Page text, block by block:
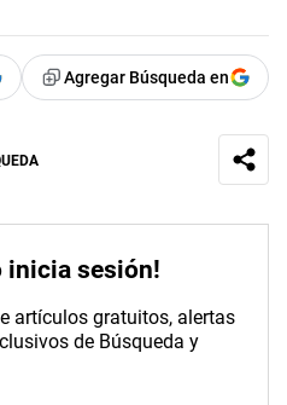
Agregar Búsqueda en
inicia sesión!
artículos gratuitos, alertas
de Búsqueda y